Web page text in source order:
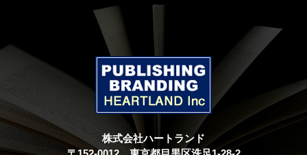
株式会社ハートランド